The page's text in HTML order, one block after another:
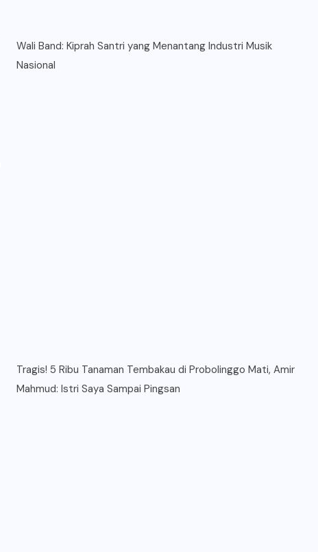
Wali Band: Kiprah Santri yang Menantang Industri Musik
Nasional
Tragis! 5 Ribu Tanaman Tembakau di Probolinggo Mati, Amir
Mahmud: Istri Saya Sampai Pingsan